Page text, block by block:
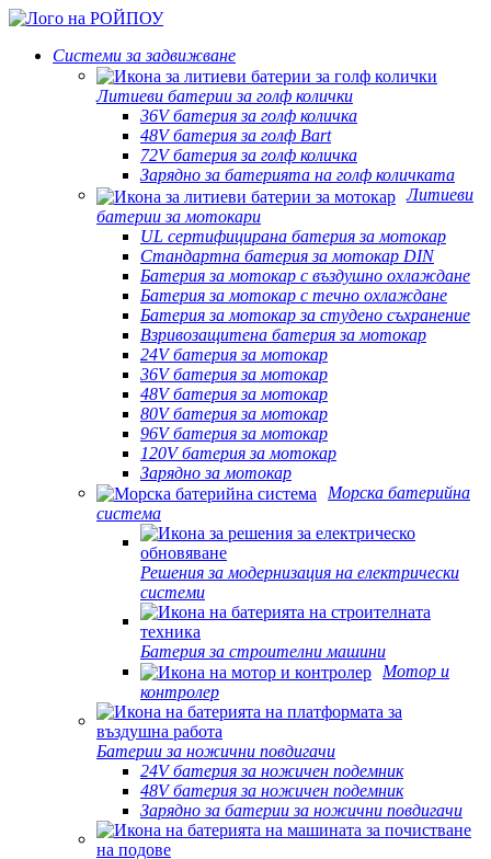
Системи за задвижване
Литиеви батерии за голф колички
36V батерия за голф количка
48V батерия за голф Bart
72V батерия за голф количка
Зарядно за батерията на голф количката
Литиеви
батерии за мотокари
UL сертифицирана батерия за мотокар
Стандартна батерия за мотокар DIN
Батерия за мотокар с въздушно охлаждане
Батерия за мотокар с течно охлаждане
Батерия за мотокар за студено съхранение
Взривозащитена батерия за мотокар
24V батерия за мотокар
36V батерия за мотокар
48V батерия за мотокар
80V батерия за мотокар
96V батерия за мотокар
120V батерия за мотокар
Зарядно за мотокар
Морска батерийна
система
Решения за модернизация на електрически
системи
Батерия за строителни машини
Мотор и
контролер
Батерии за ножични повдигачи
24V батерия за ножичен подемник
48V батерия за ножичен подемник
Зарядно за батерии за ножични повдигачи